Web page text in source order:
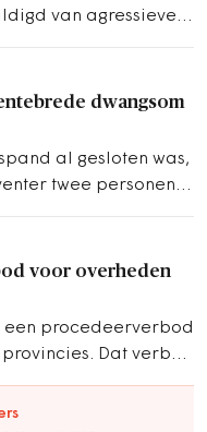
van agressieve
belangrijk in het licht
dwangsom
al gesloten was,
twee personen
voor overheden
een procedeerverbod
Dat verbod